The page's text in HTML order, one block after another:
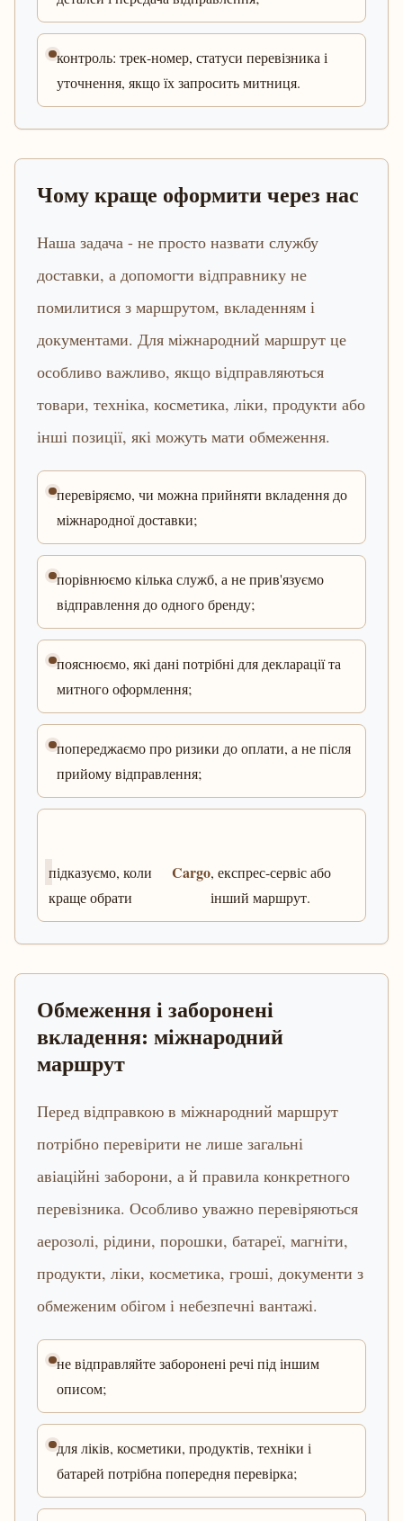
контроль: трек-номер, статуси перевізника і
уточнення, якщо їх запросить митниця.
Чому краще оформити через нас
Наша задача - не просто назвати службу
доставки, а допомогти відправнику не
помилитися з маршрутом, вкладенням і
документами. Для міжнародний маршрут це
особливо важливо, якщо відправляються
товари, техніка, косметика, ліки, продукти або
інші позиції, які можуть мати обмеження.
перевіряємо, чи можна прийняти вкладення до
міжнародної доставки;
порівнюємо кілька служб, а не прив'язуємо
відправлення до одного бренду;
пояснюємо, які дані потрібні для декларації та
митного оформлення;
попереджаємо про ризики до оплати, а не після
прийому відправлення;
підказуємо, коли
краще обрати
Cargo, експрес-сервіс або
інший маршрут.
Обмеження і заборонені
вкладення: міжнародний
маршрут
Перед відправкою в міжнародний маршрут
потрібно перевірити не лише загальні
авіаційні заборони, а й правила конкретного
перевізника. Особливо уважно перевіряються
аерозолі, рідини, порошки, батареї, магніти,
продукти, ліки, косметика, гроші, документи з
обмеженим обігом і небезпечні вантажі.
не відправляйте заборонені речі під іншим
описом;
для ліків, косметики, продуктів, техніки і
батарей потрібна попередня перевірка;